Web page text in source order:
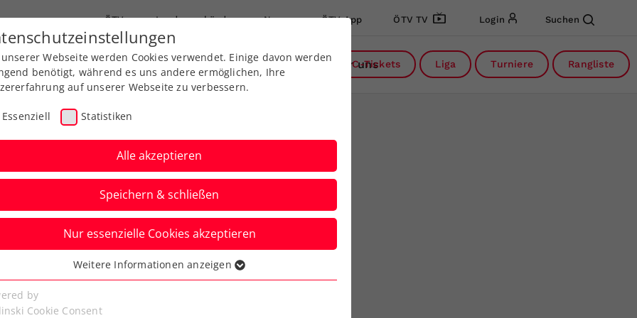
ÖTV Landesverbände News ÖTV App ÖTV TV Login Suchen
Leistungssport Ausbildung Services Über uns
DC-Tickets Liga Turniere Rangliste
Grabher-Siegesserie
Finale gestoppt
Webseite werden Cookies verwendet. Einige davon werden
benötigt, während es uns andere ermöglichen, Ihre
auf unserer Webseite zu verbessern.
Essenziell Statistiken
Alle akzeptieren
Speichern & schließen
Nur essenzielle Cookies akzeptieren
Cookies werden für grundlegende Funktionen der
benötigt. Dadurch ist gewährleistet, dass die Webseite
Weitere Informationen anzeigen
by
Cookie Consent